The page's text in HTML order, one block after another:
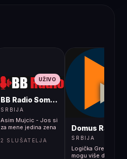
UŽIVO
BB Radio Sombor
SRBIJA
Asim Mujcic - Jos si
za mene jedina zena
2 SLUŠATELJA
Domus Radio
SRBIJA
Logička Greška - Ne
mogu više da živim